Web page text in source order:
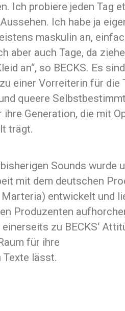
Ich probiere jeden Tag
Ich habe ja
maskulin an,
aber auch Tage, da
an“, so BECKS. Es
einer Vorreiterin für die
queere
ihre Generation, die mit
trägt.
Sounds wurde
mit dem deutschen
Marteria) entwickelt und
Produzenten
zu BECKS‘
für ihre
lässt.